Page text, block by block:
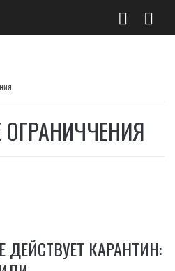
ДЕЙСТВУЕТ КАРАНТИН: